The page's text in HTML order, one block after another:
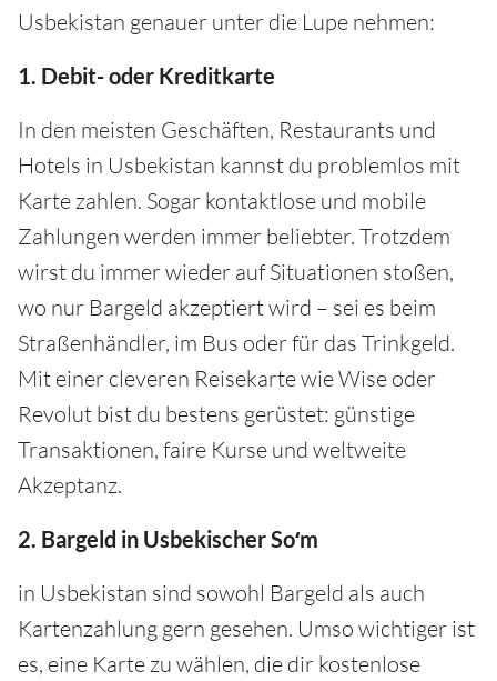
Usbekistan genauer unter die Lupe nehmen:
1. Debit- oder Kreditkarte
In den meisten Geschäften, Restaurants und
Hotels in Usbekistan kannst du problemlos mit
Karte zahlen. Sogar kontaktlose und mobile
Zahlungen werden immer beliebter. Trotzdem
wirst du immer wieder auf Situationen stoßen,
wo nur Bargeld akzeptiert wird – sei es beim
Straßenhändler, im Bus oder für das Trinkgeld.
Mit einer cleveren Reisekarte wie Wise oder
Revolut bist du bestens gerüstet: günstige
Transaktionen, faire Kurse und weltweite
Akzeptanz.
2. Bargeld in Usbekischer Soʻm
in Usbekistan sind sowohl Bargeld als auch
Kartenzahlung gern gesehen. Umso wichtiger ist
es, eine Karte zu wählen, die dir kostenlose